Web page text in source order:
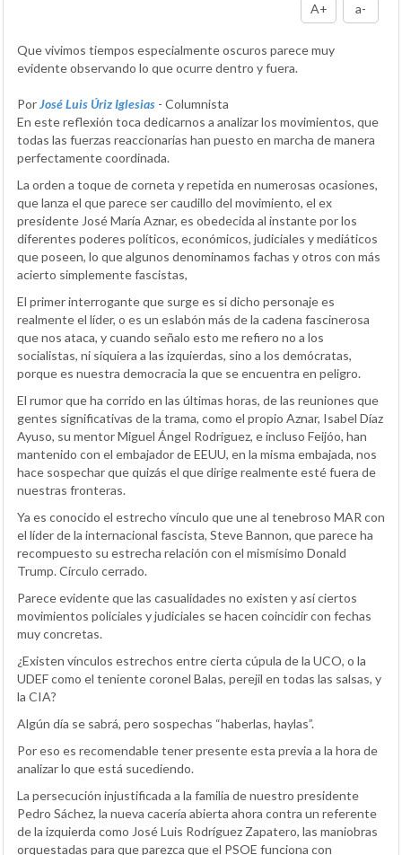
A+
a-
Que vivimos tiempos especialmente oscuros parece muy
evidente observando lo que ocurre dentro y fuera.
PorJosé Luis Úriz Iglesias - Columnista
En este reflexión toca dedicarnos a analizar los movimientos, que
todas las fuerzas reaccionarias han puesto en marcha de manera
perfectamente coordinada.
La orden a toque de corneta y repetida en numerosas ocasiones,
que lanza el que parece ser caudillo del movimiento, el ex
presidente José María Aznar, es obedecida al instante por los
diferentes poderes políticos, económicos, judiciales y mediáticos
que poseen, lo que algunos denominamos fachas y otros con más
acierto simplemente fascistas,
El primer interrogante que surge es si dicho personaje es
realmente el líder, o es un eslabón más de la cadena fascinerosa
que nos ataca, y cuando señalo esto me refiero no a los
socialistas, ni siquiera a las izquierdas, sino a los demócratas,
porque es nuestra democracia la que se encuentra en peligro.
El rumor que ha corrido en las últimas horas, de las reuniones que
gentes significativas de la trama, como el propio Aznar, Isabel Díaz
Ayuso, su mentor Miguel Ángel Rodriguez, e incluso Feijóo, han
mantenido con el embajador de EEUU, en la misma embajada, nos
hace sospechar que quizás el que dirige realmente esté fuera de
nuestras fronteras.
Ya es conocido el estrecho vínculo que une al tenebroso MAR con
el líder de la internacional fascista, Steve Bannon, que parece ha
recompuesto su estrecha relación con el mismísimo Donald
Trump. Círculo cerrado.
Parece evidente que las casualidades no existen y así ciertos
movimientos policiales y judiciales se hacen coincidir con fechas
muy concretas.
¿Existen vínculos estrechos entre cierta cúpula de la UCO, o la
UDEF como el teniente coronel Balas, perejil en todas las salsas, y
la CIA?
Algún día se sabrá, pero sospechas “haberlas, haylas”.
Por eso es recomendable tener presente esta previa a la hora de
analizar lo que está sucediendo.
La persecución injustificada a la familia de nuestro presidente
Pedro Sáchez, la nueva cacería abierta ahora contra un referente
de la izquierda como José Luis Rodríguez Zapatero, las maniobras
orquestadas para que parezca que el PSOE funciona con